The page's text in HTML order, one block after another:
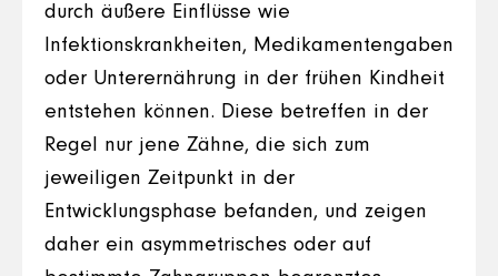
durch äußere Einflüsse wie
Infektionskrankheiten, Medikamentengaben
oder Unterernährung in der frühen Kindheit
entstehen können. Diese betreffen in der
Regel nur jene Zähne, die sich zum
jeweiligen Zeitpunkt in der
Entwicklungsphase befanden, und zeigen
daher ein asymmetrisches oder auf